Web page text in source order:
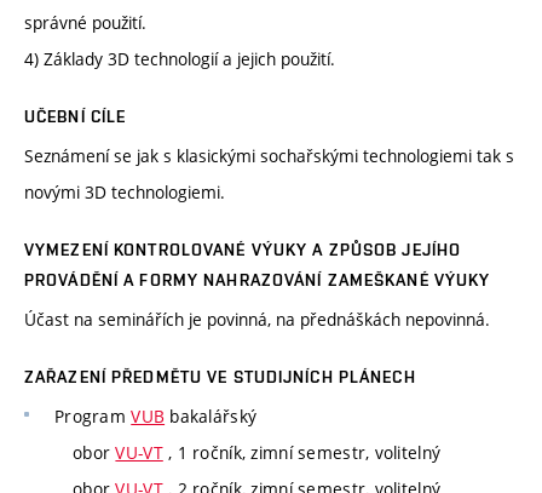
správné použití.
4) Základy 3D technologií a jejich použití.
UČEBNÍ CÍLE
Seznámení se jak s klasickými sochařskými technologiemi tak s
novými 3D technologiemi.
VYMEZENÍ KONTROLOVANÉ VÝUKY A ZPŮSOB JEJÍHO
PROVÁDĚNÍ A FORMY NAHRAZOVÁNÍ ZAMEŠKANÉ VÝUKY
Účast na seminářích je povinná, na přednáškách nepovinná.
ZAŘAZENÍ PŘEDMĚTU VE STUDIJNÍCH PLÁNECH
ProgramVUB bakalářský
oborVU-VT, 1 ročník, zimní semestr, volitelný